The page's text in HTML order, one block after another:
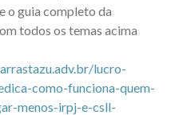
o guia completo da
todos os temas acima
lucro-
como-funciona-quem-
menos-irpj-e-csll-